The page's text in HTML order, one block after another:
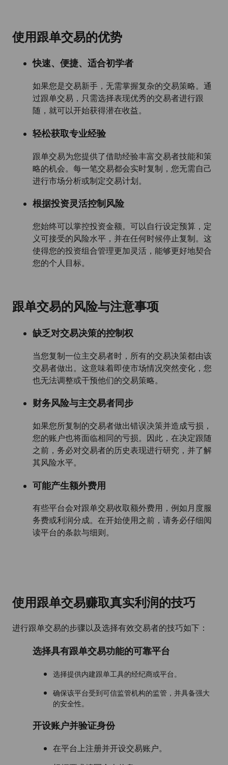
使用跟单交易的优势
快速、便捷、适合初学者
如果您是交易新手，无需掌握复杂的交易策略。通
过跟单交易，只需选择表现优秀的交易者进行跟
随，就可以开始获得潜在收益。
轻松获取专业经验
跟单交易为您提供了借助经验丰富交易者技能和策
略的机会。每一笔交易都会实时复制，您无需自己
进行市场分析或制定交易计划。
根据投资灵活控制风险
您始终可以掌控投资金额。可以自行设定预算，定
义可接受的风险水平，并在任何时候停止复制。这
使得您的投资组合管理更加灵活，能够更好地契合
您的个人目标。
跟单交易的风险与注意事项
缺乏对交易决策的控制权
当您复制一位主交易者时，所有的交易决策都由该
交易者做出。这意味着即使市场情况突然变化，您
也无法调整或干预他们的交易策略。
财务风险与主交易者同步
如果您所复制的交易者做出错误决策并造成亏损，
您的账户也将面临相同的亏损。因此，在决定跟随
之前，务必对交易者的历史表现进行研究，并了解
其风险水平。
可能产生额外费用
有些平台会对跟单交易收取额外费用，例如月度服
务费或利润分成。在开始使用之前，请务必仔细阅
读平台的条款与细则。
使用跟单交易赚取真实利润的技巧
进行跟单交易的步骤以及选择有效交易者的技巧如下：
选择具有跟单交易功能的可靠平台
选择提供内建跟单工具的经纪商或平台。
确保该平台受到可信监管机构的监管，并具备强大
的安全性。
开设账户并验证身份
在平台上注册并开设交易账户。